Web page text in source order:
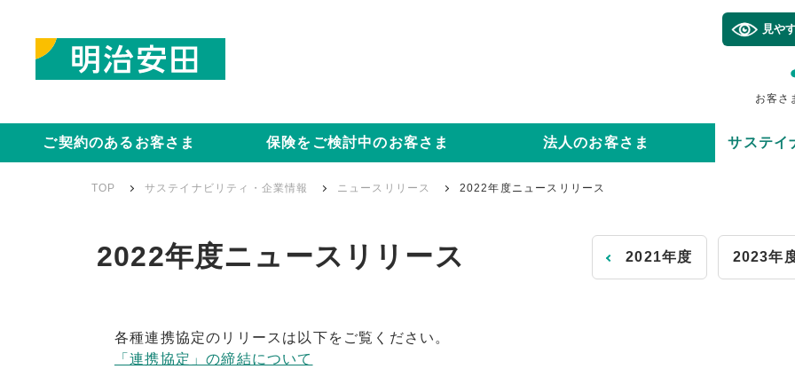
見や
お客さ
ご契約のあるお客さま 保険をご検討中のお客さま 法人のお客さま サステイ
TOP サステイナビリティ・企業情報 ニュースリリース 2022年度ニュースリリース
2022年度ニュースリリース 2021年度 2023年
各種連携協定のリリースは以下をご覧ください。
「連携協定」の締結について